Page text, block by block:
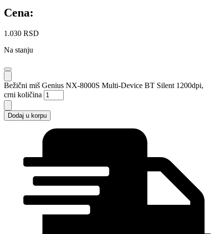
Cena:
1.030 RSD
Na stanju
Bežični miš Genius NX-8000S Multi-Device BT Silent 1200dpi,
crni količina
Dodaj u korpu